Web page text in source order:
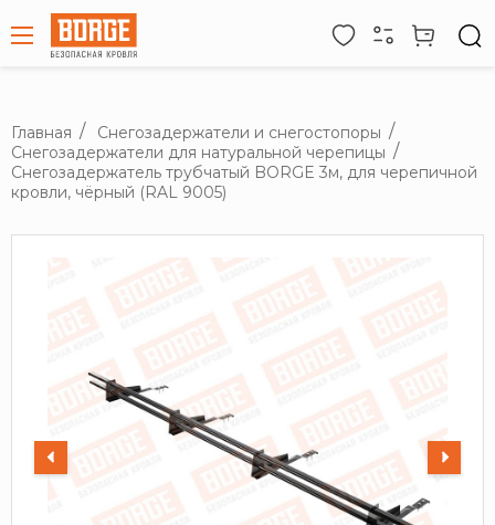
Главная
Снегозадержатели и снегостопоры
Снегозадержатели для натуральной черепицы
Снегозадержатель трубчатый BORGE 3м, для черепичной
кровли, чёрный (RAL 9005)